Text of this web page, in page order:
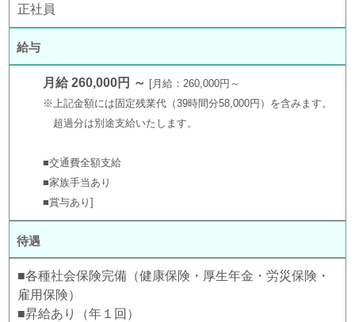
正社員
給与
月給 260,000円 ～
月給：260,000円～
※上記金額には固定残業代（39時間分58,000円）を含みます。
超過分は別途支給いたします。
■交通費全額支給
■家族手当あり
■賞与あり
待遇
■各種社会保険完備（健康保険・厚生年金・労災保険・
雇用保険）
■昇給あり（年１回）